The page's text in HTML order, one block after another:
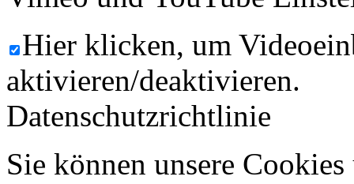
Hier klicken, um
aktivieren/deaktivieren.
Datenschutzrichtlinie
Sie können unsere